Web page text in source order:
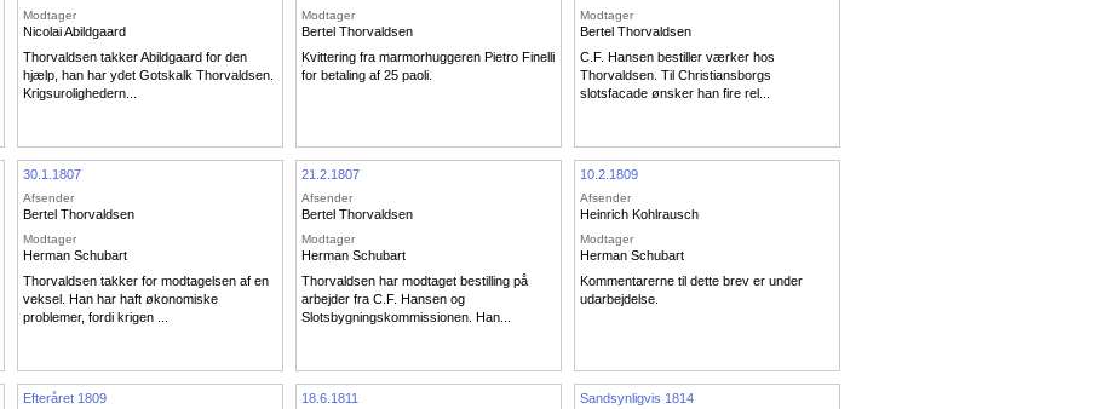
Modtager
Nicolai Abildgaard
Thorvaldsen takker Abildgaard for den
hjælp, han har ydet Gotskalk Thorvaldsen.
Krigsurolighedern...
Modtager
Bertel Thorvaldsen
Kvittering fra marmorhuggeren Pietro Finelli
for betaling af 25 paoli.
Modtager
Bertel Thorvaldsen
C.F. Hansen bestiller værker hos
Thorvaldsen. Til Christiansborgs
slotsfacade ønsker han fire rel...
30.1.1807
Afsender
Bertel Thorvaldsen
Modtager
Herman Schubart
Thorvaldsen takker for modtagelsen af en
veksel. Han har haft økonomiske
problemer, fordi krigen ...
21.2.1807
Afsender
Bertel Thorvaldsen
Modtager
Herman Schubart
Thorvaldsen har modtaget bestilling på
arbejder fra C.F. Hansen og
Slotsbygningskommissionen. Han...
10.2.1809
Afsender
Heinrich Kohlrausch
Modtager
Herman Schubart
Kommentarerne til dette brev er under
udarbejdelse.
Efteråret 1809 18.6.1811 Sandsynligvis 1814